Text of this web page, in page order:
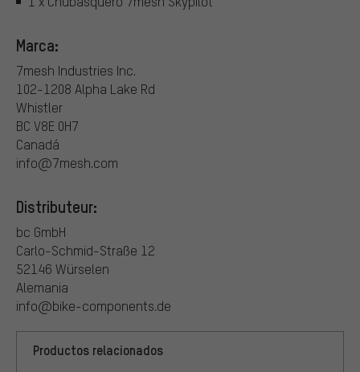
Marca:
7mesh Industries Inc.
102-1208 Alpha Lake Rd
Whistler
BC V8E 0H7
Canadá
info@7mesh.com
Distributeur:
bc GmbH
Carlo-Schmid-Straße 12
52146 Würselen
Alemania
info@bike-components.de
Productos relacionados